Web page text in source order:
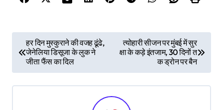
s
t
हर दिन मुस्कुराने की वजह ढूंढे,
जेनेलिया डिसूजा के लुक ने
जीता फैंस का दिल
त्योहारी सीजन पर मुंबई में सुर
क्षा के कड़े इंतजाम, 30 दिनों त
क ड्रोन पर बैन